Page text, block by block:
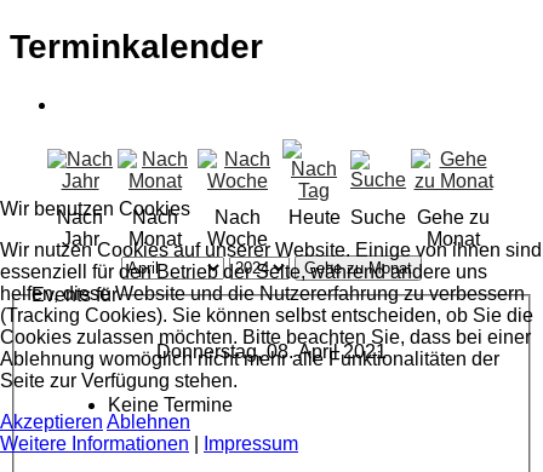
Terminkalender
Nach
Jahr
Nach
Monat
Nach
Woche
Heute Suche Gehe zu
Monat
Gehe zu Monat
Events für
Donnerstag, 08. April 2021
Keine Termine
Wir benutzen Cookies
Wir nutzen Cookies auf unserer Website. Einige von ihnen sind
essenziell für den Betrieb der Seite, während andere uns
helfen, diese Website und die Nutzererfahrung zu verbessern
(Tracking Cookies). Sie können selbst entscheiden, ob Sie die
Cookies zulassen möchten. Bitte beachten Sie, dass bei einer
Ablehnung womöglich nicht mehr alle Funktionalitäten der
Seite zur Verfügung stehen.
Akzeptieren Ablehnen
Weitere Informationen
Impressum